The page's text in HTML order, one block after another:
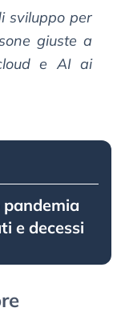
sviluppo per
giuste a
e AI ai
e decessi